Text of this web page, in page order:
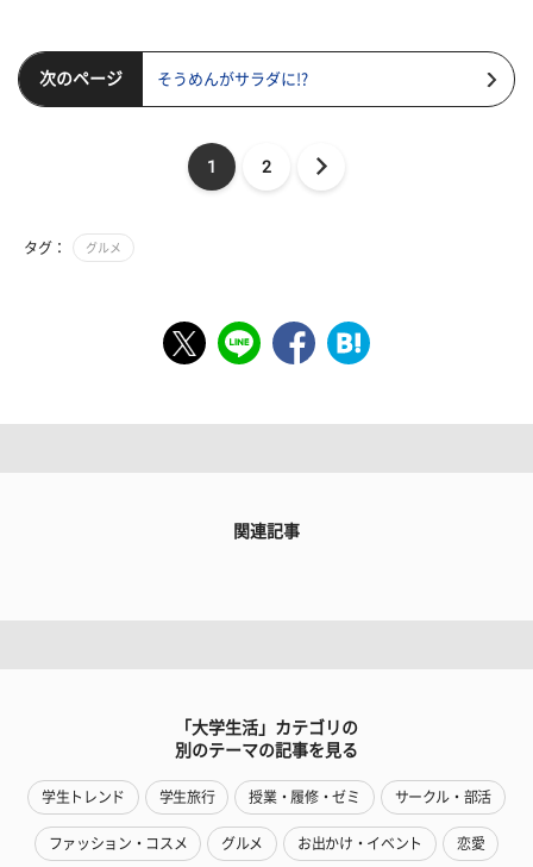
次のページ そうめんがサラダに!?
1 2
タグ： グルメ
関連記事
「大学生活」カテゴリの
別のテーマの記事を見る
学生トレンド 学生旅行 授業・履修・ゼミ サークル・部活
ファッション・コスメ グルメ お出かけ・イベント 恋愛